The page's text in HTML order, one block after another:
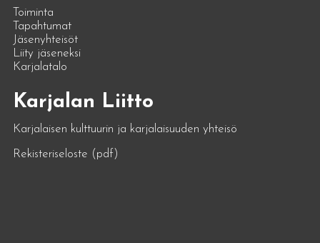
Toiminta
Tapahtumat
Jäsenyhteisöt
Liity jäseneksi
Karjalatalo
Karjalan Liitto
Karjalaisen kulttuurin ja karjalaisuuden yhteisö
Rekisteriseloste (pdf)